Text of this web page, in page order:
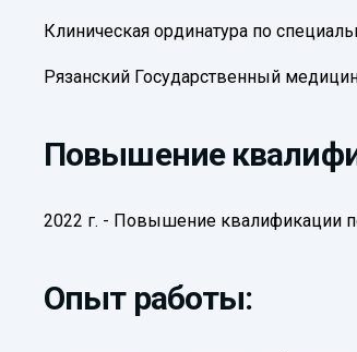
Клиническая ординатура по
Рязанский Государственный
Повышение
2022 г. - Повышение квалификации
Опыт работы: